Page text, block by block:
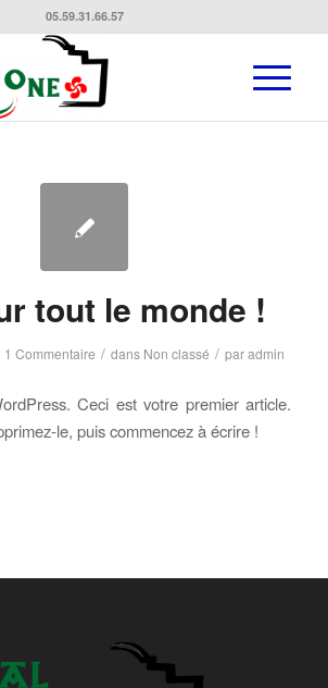
05.59.31.66.57
tout le monde !
1 Commentaire / dans Non classé / paradmin
Ceci est votre premier article.
le, puis commencez à écrire !